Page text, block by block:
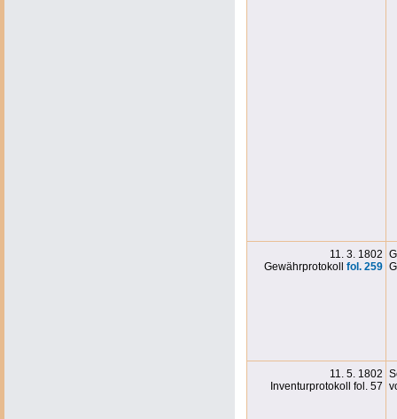
11. 3. 1802
Gewährprotokoll fol. 259
11. 5. 1802
Inventurprotokoll fol. 57